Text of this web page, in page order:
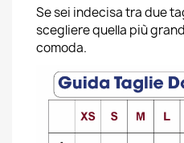
Se sei indecisa tra due
scegliere quella più
comoda.